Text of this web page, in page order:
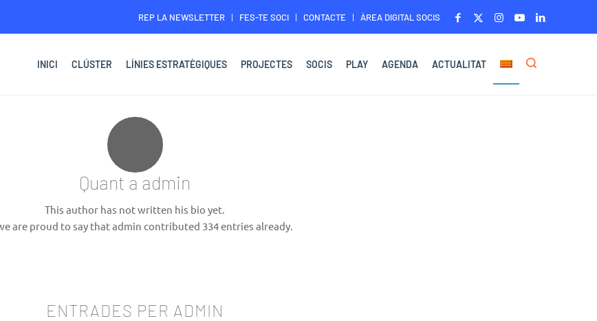
REP LA NEWSLETTER FES-TE SOCI CONTACTE ÀREA DIGITAL SOCIS
INICI CLÚSTER LÍNIES ESTRATÈGIQUES PROJECTES SOCIS PLAY AGENDA ACTUALITAT
Quant a admin
This author has not written his bio yet.
are proud to say thatadmin contributed 334 entries already.
ENTRADES PER ADMIN